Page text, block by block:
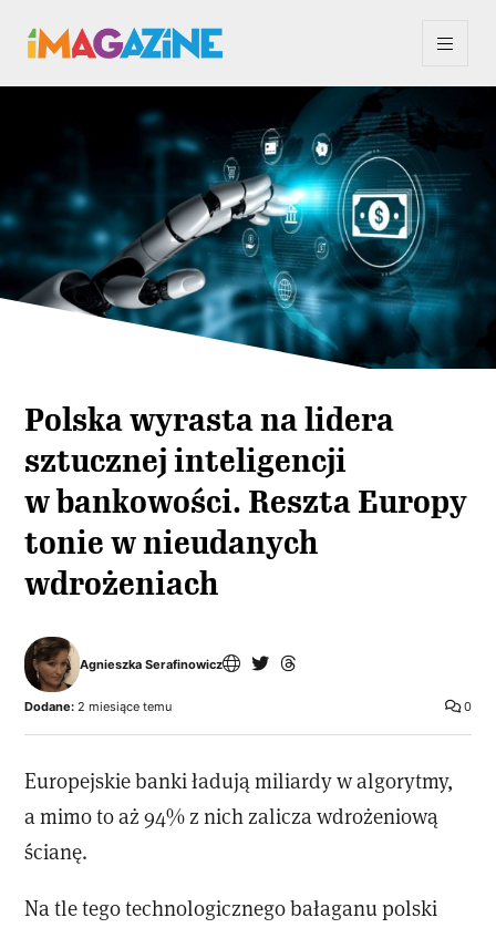
Polska wyrasta na lidera
sztucznej inteligencji
w bankowości. Reszta Europy
tonie w nieudanych
wdrożeniach
Agnieszka Serafinowicz
0
Dodane: 2 miesiące temu
Europejskie banki ładują miliardy w algorytmy,
a mimo to aż 94% z nich zalicza wdrożeniową
ścianę.
Na tle tego technologicznego bałaganu polski